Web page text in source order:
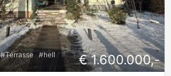
#Terrasse #hell
€ 1.600.000,-